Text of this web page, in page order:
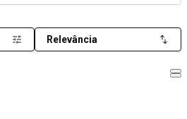
Relevância